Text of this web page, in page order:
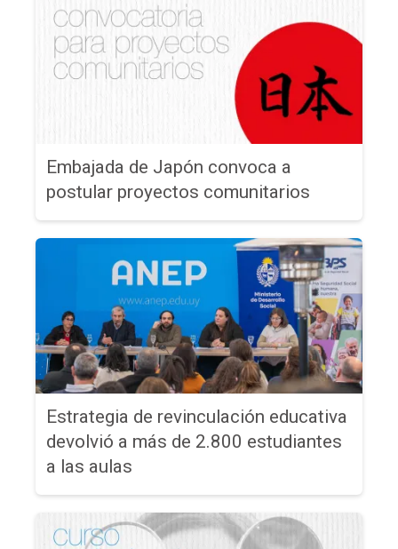
Embajada de Japón convoca a
postular proyectos comunitarios
Estrategia de revinculación educativa
devolvió a más de 2.800 estudiantes
a las aulas